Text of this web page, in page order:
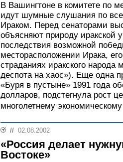
В Вашингтоне в комитете по
идут шумные слушания по
Ираком. Перед сенаторами
объясняют природу
последствия возможной
месторасположении Ирака,
страданиях иракского
деспота на хаос»). Еще одна
«Буря в пустыне» 1991 года
долларов, подстегнула рост
многолетнему
// 02.08.2002
«Россия делает
Востоке»